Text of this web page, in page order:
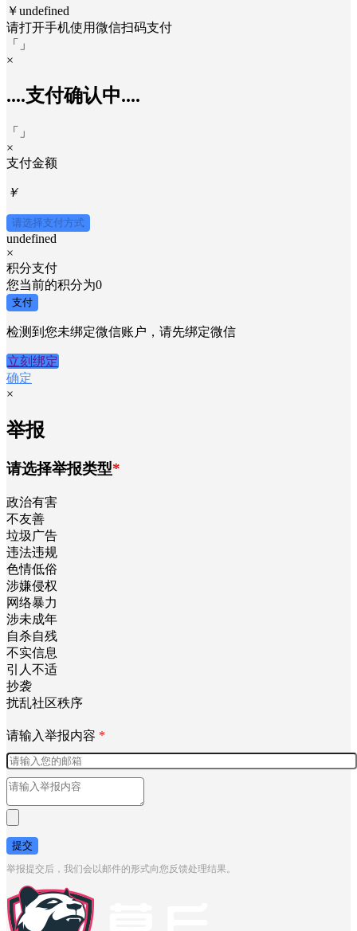
￥undefined
请打开手机使用微信扫码支付
「
」
×
....支付确认中....
「
」
×
支付金额
￥
请选择支付方式
undefined
×
积分支付
您当前的积分为0
支付
检测到您未绑定微信账户，请先绑定微信
立刻绑定
确定
×
举报
请选择举报类型*
政治有害
不友善
垃圾广告
违法违规
色情低俗
涉嫌侵权
网络暴力
涉未成年
自杀自残
不实信息
引人不适
抄袭
扰乱社区秩序
请输入举报内容 *
提交
举报提交后，我们会以邮件的形式向您反馈处理结果。